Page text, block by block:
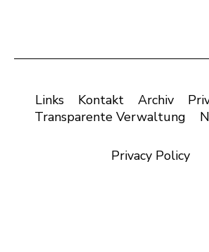
Links Kontakt Archiv
Transparente Verwaltung
Privacy Policy